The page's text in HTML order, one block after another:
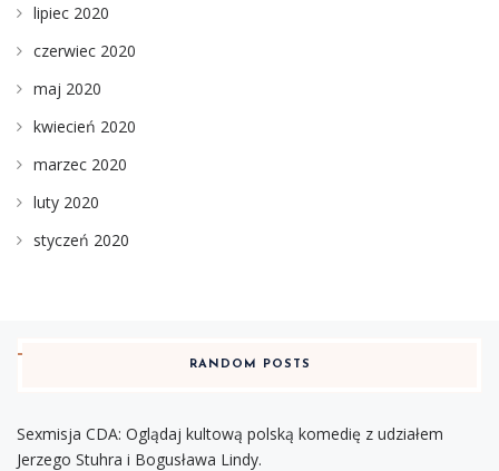
lipiec 2020
czerwiec 2020
maj 2020
kwiecień 2020
marzec 2020
luty 2020
styczeń 2020
RANDOM POSTS
Sexmisja CDA: Oglądaj kultową polską komedię z udziałem
Jerzego Stuhra i Bogusława Lindy.